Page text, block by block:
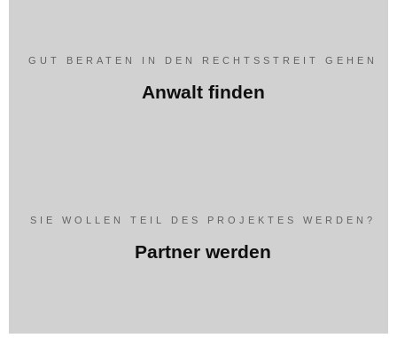
GUT BERATEN IN DEN RECHTSSTREIT GEHEN
Anwalt finden
SIE WOLLEN TEIL DES PROJEKTES WERDEN?
Partner werden